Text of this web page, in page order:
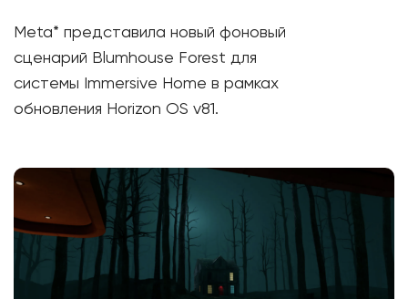
Meta* представила новый фоновый
сценарий Blumhouse Forest для
системы Immersive Home в рамках
обновления Horizon OS v81.